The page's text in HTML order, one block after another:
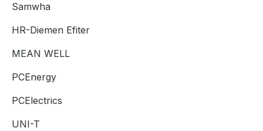
Samwha
HR-Diemen Efiter
MEAN WELL
PCEnergy
PCElectrics
UNI-T